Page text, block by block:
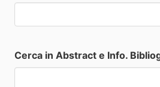
Cerca in Abstract e Info.